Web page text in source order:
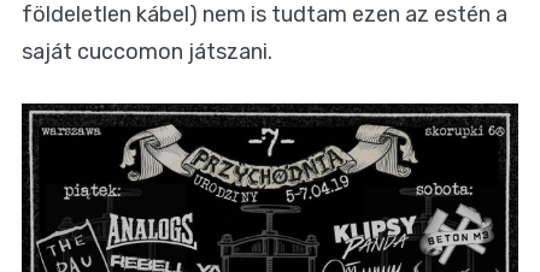
földeletlen kábel) nem is tudtam ezen az estén a
saját cuccomon játszani.